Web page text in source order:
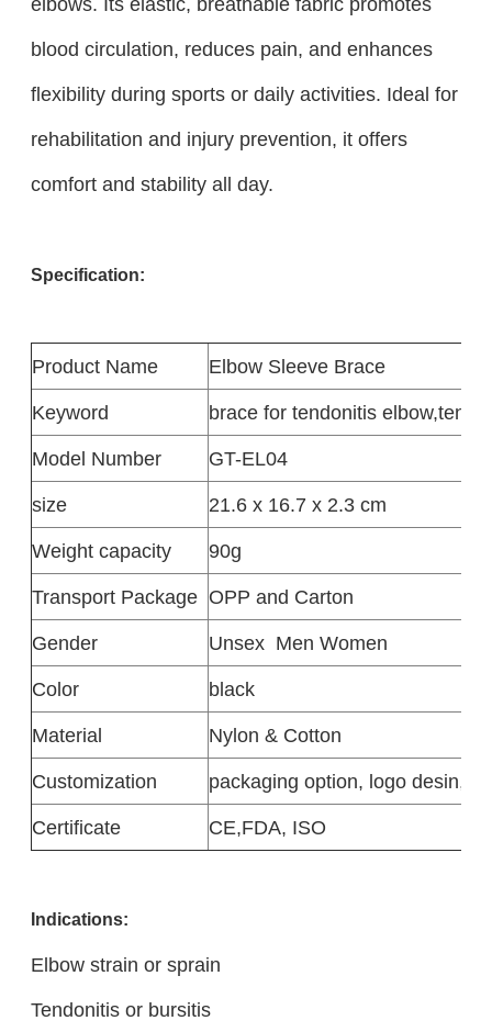
blood circulation, reduces pain, and enhances
flexibility during sports or daily activities. Ideal for
rehabilitation and injury prevention, it offers
comfort and stability all day.
Specification:
Product Name
Elbow Sleeve Brace
Keyword
brace for tendonitis
Model Number
GT-EL04
size
21.6 x 16.7 x 2.3 cm
Weight capacity
90g
Transport Package OPP and Carton
Gender
Unsex Men Women
Color
black
Material
Nylon & Cotton
Customization
packaging option, logo
Certificate
CE,FDA, ISO
Indications:
Elbow strain or sprain
Tendonitis or bursitis